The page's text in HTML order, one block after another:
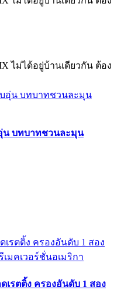
ไม่ได้อยู่บ้านเดียวกัน ต้อง
น บทบาทชวนละมุน
เรตติ้ง ครองอันดับ 1 สอง